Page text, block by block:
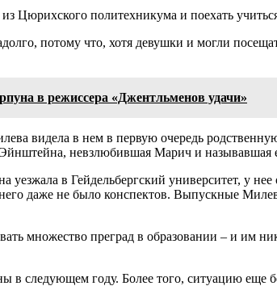
Цюрихского политехникума и поехать
потому что, хотя девушки и могли
в режиссера «Джентльменов удачи»
видела в нем в первую очередь
Эйнштейна, невзлюбившая Марич и
в Гейдельбергский университет, у
даже не было конспектов. Выпускные
множество преград в образовании – и им
в следующем году. Более того, ситуацию еще